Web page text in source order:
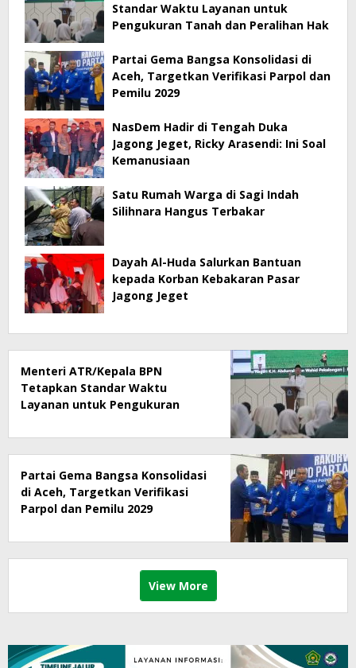
Standar Waktu Layanan untuk
Pengukuran Tanah dan Peralihan Hak
Partai Gema Bangsa Konsolidasi di
Aceh, Targetkan Verifikasi Parpol dan
Pemilu 2029
NasDem Hadir di Tengah Duka
Jagong Jeget, Ricky Arasendi: Ini Soal
Kemanusiaan
Satu Rumah Warga di Sagi Indah
Silihnara Hangus Terbakar
Dayah Al-Huda Salurkan Bantuan
kepada Korban Kebakaran Pasar
Jagong Jeget
Menteri ATR/Kepala BPN
Tetapkan Standar Waktu
Layanan untuk Pengukuran
Partai Gema Bangsa Konsolidasi
di Aceh, Targetkan Verifikasi
Parpol dan Pemilu 2029
View More